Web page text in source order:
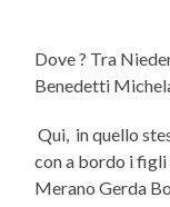
Dove ? Tra
Benedetti
Qui, in quello
con a bordo i
Merano Gerda